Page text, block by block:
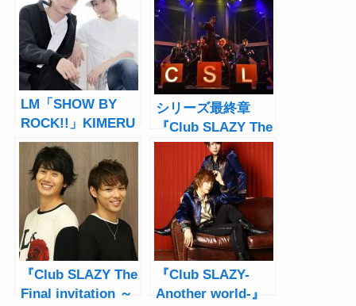
LM「SHOW BY
ROCK!!」KIMERU
＆吉岡 佑インタビ
ュー！前回公演の
一歩先へ「カムウ
ィズミー！」
シリーズ最終章
『Club SLAZY The
Final invitation～
Garnet～』遂に開
幕！太田基裕「た
くさんの感謝と愛
を込めて」
『Club SLAZY The
Final invitation ～
『Club SLAZY-
Another world-』